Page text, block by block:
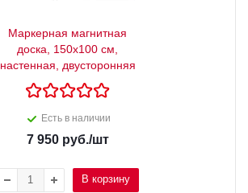
Маркерная магнитная
доска, 150x100 см,
настенная, двусторонняя
Есть в наличии
7 950руб./шт
В корзину